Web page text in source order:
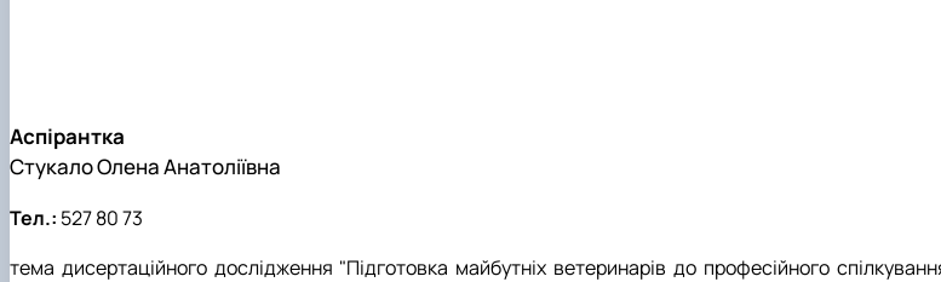
Правила прийому 2026
Контактні дані
Аспірантка
Стукало Олена Анатоліївна
Тел.: 527 80 73
тема дисертаційного дослідження "Підготовка майбутніх ветеринарів до професійного